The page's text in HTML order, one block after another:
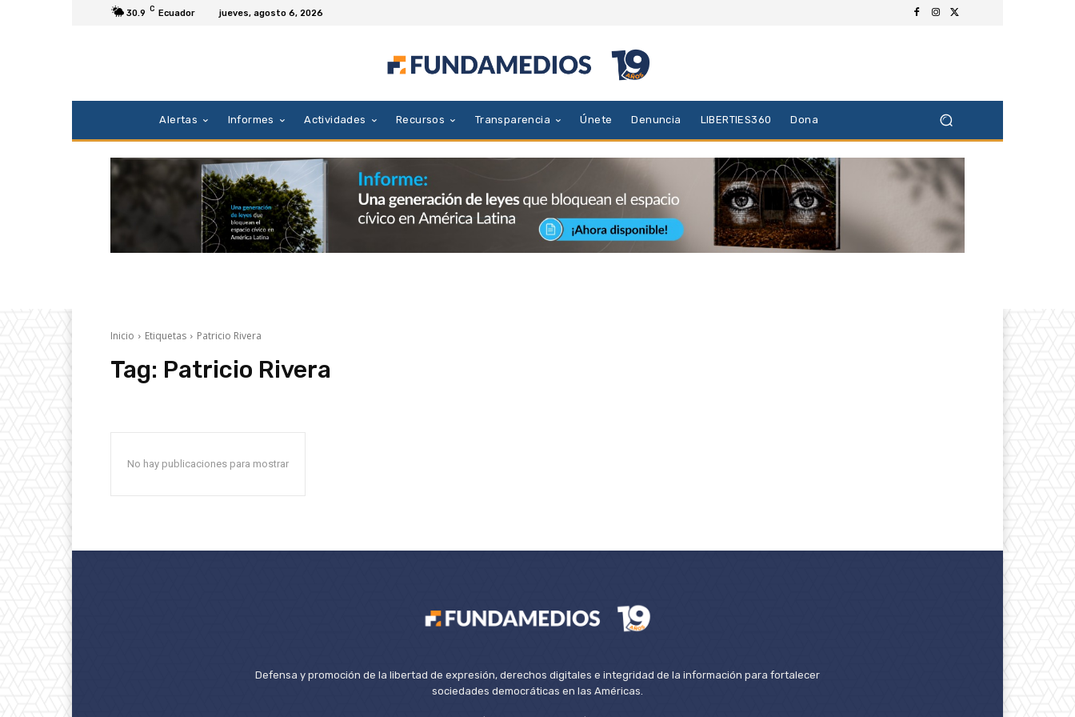
30.9 C Ecuador jueves, agosto 6, 2026
Alertas Informes Actividades Recursos Transparencia Únete Denuncia LIBERTIES360 Dona
Inicio Etiquetas Patricio Rivera
Tag: Patricio Rivera
No hay publicaciones para mostrar
Defensa y promoción de la libertad de expresión, derechos digitales e integridad de la información para fortalecer
sociedades democráticas en las Américas.